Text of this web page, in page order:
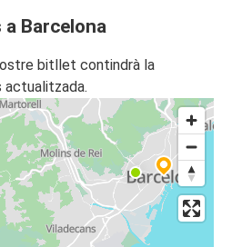
Barcelona
bitllet contindrà la
actualitzada.